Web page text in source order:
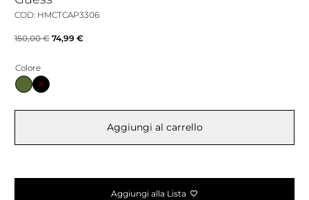
COD: HMCTCAP3306
150,00€ Il
74,99 €Il
Colore
Aggiungi al carrello
Aggiungi alla Lista